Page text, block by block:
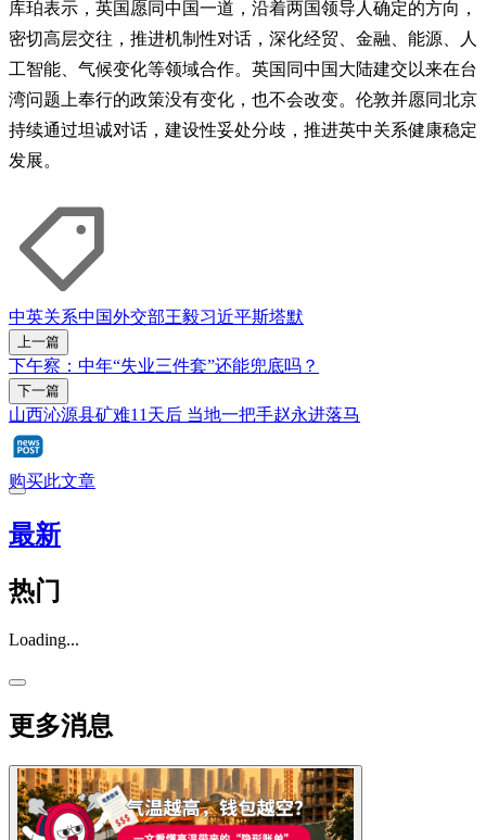
库珀表示，英国愿同中国一道，沿着两国领导人确定的方向，
密切高层交往，推进机制性对话，深化经贸、金融、能源、人
工智能、气候变化等领域合作。英国同中国大陆建交以来在台
湾问题上奉行的政策没有变化，也不会改变。伦敦并愿同北京
持续通过坦诚对话，建设性妥处分歧，推进英中关系健康稳定
发展。
中英关系中国外交部王毅习近平斯塔默
上一篇
下午察：中年“失业三件套”还能兜底吗？
下一篇
山西沁源县矿难11天后 当地一把手赵永进落马
购买此文章
最新
热门
Loading...
更多消息